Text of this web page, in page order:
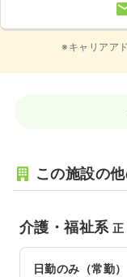
※キャリアア
この施設の
介護・福祉系正
日勤のみ（常勤）